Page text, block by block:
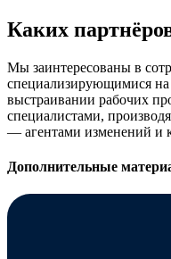
Каких
Мы заинтересованы в
специализирующимися
выстраивании рабочих
специалистами,
— агентами изменений и
Дополнительные